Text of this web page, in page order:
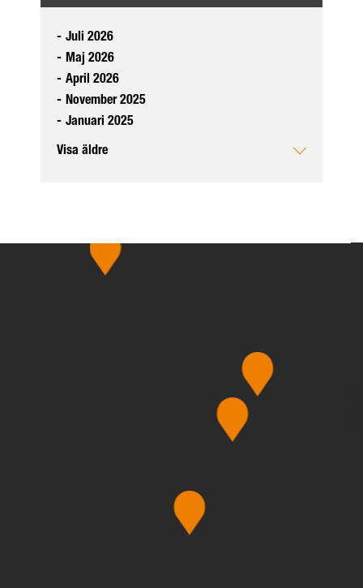
- Juli 2026
- Maj 2026
- April 2026
- November 2025
- Januari 2025
Visa äldre